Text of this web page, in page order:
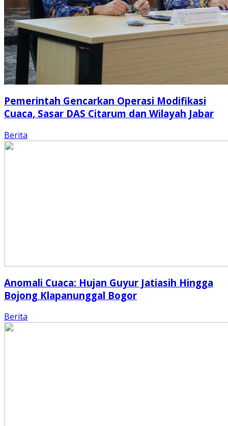
Pemerintah Gencarkan Operasi Modifikasi
Cuaca, Sasar DAS Citarum dan Wilayah Jabar
Berita
Anomali Cuaca: Hujan Guyur Jatiasih Hingga
Bojong Klapanunggal Bogor
Berita